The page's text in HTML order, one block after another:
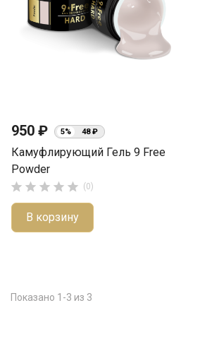
950 ₽ 5% 48 ₽
Камуфлирующий Гель 9 Free
Powder
     (0)
В корзину
Показано 1-3 из 3